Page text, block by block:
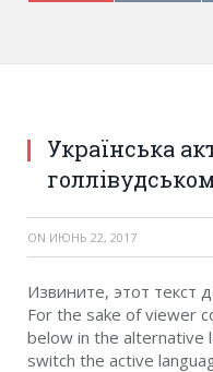
Українська
ON ИЮНЬ 22, 2017
Извините, этот текст
For the sake of viewer
below in the alternative
switch the active